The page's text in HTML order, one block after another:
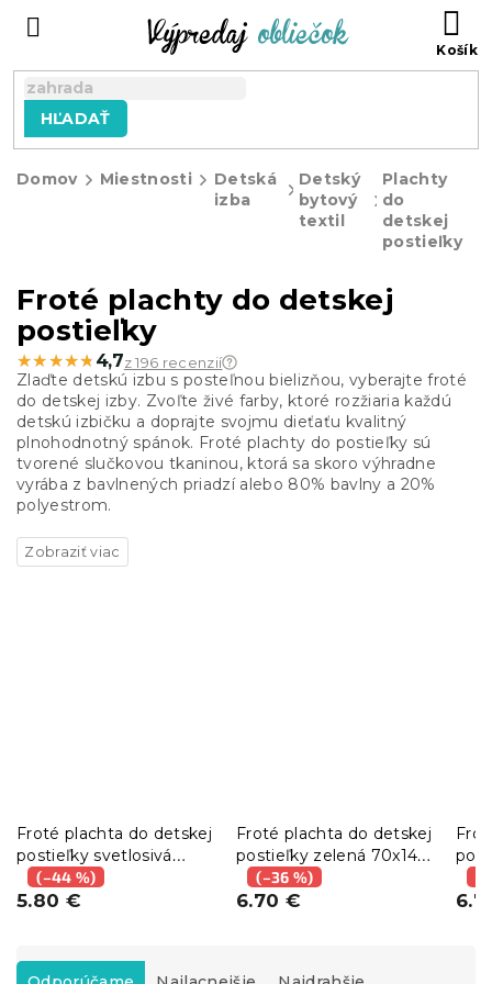
HĽADAŤ
Domov Miestnosti
Detská
izba
Detský
bytový
textil
Plachty
do
detskej
postieľky
Froté plachty do detskej
postieľky
★★★★★
★★★★★ 4,7z 196 recenzií
Zlaďte detskú izbu s posteľnou bielizňou, vyberajte froté
do detskej izby. Zvoľte živé farby, ktoré rozžiaria každú
detskú izbičku a doprajte svojmu dieťaťu kvalitný
plnohodnotný spánok. Froté plachty do postieľky sú
tvorené slučkovou tkaninou, ktorá sa skoro výhradne
vyrába z bavlnených priadzí alebo 80% bavlny a 20%
polyestrom.
Froté plachta do detskej
postieľky svetlosivá
60x120 cm
(–44 %)
5.80 €
Froté plachta do detskej
postieľky zelená 70x140
cm(–36 %)
6.70 €
R